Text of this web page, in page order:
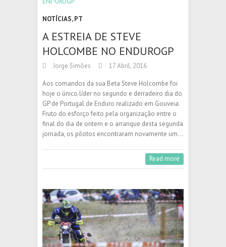
NOTÍCIAS,PT
A ESTREIA DE STEVE
HOLCOMBE NO ENDUROGP
Jorge Simões 17 Abril, 2016
Aos comandos da sua Beta Steve Holcombe foi
hoje o único líder no segundo e derradeiro dia do
GP de Portugal de Enduro realizado em Gouveia.
Fruto do esforço feito pela organização entre o
final do dia de ontem e o arranque desta segunda
jornada, os pilotos encontraram novamente um…
Read more